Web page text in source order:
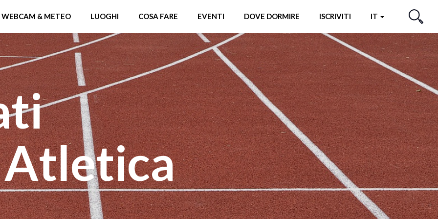
WEBCAM & METEO LUOGHI COSA FARE EVENTI DOVE DORMIRE ISCRIVITI IT
CERCA